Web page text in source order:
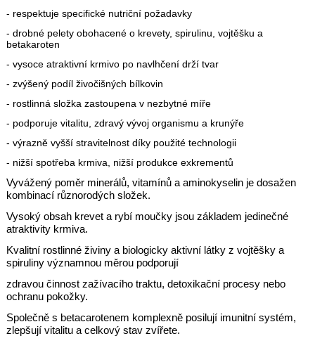
- respektuje specifické nutriční požadavky
- drobné pelety obohacené o krevety, spirulinu, vojtěšku a
betakaroten
- vysoce atraktivní krmivo po navlhčení drží tvar
- zvýšený podíl živočišných bílkovin
- rostlinná složka zastoupena v nezbytné míře
- podporuje vitalitu, zdravý vývoj organismu a krunýře
- výrazně vyšší stravitelnost díky použité technologii
- nižší spotřeba krmiva, nižší produkce exkrementů
Vyvážený poměr minerálů, vitamínů a aminokyselin je dosažen
kombinací různorodých složek.
Vysoký obsah krevet a rybí moučky jsou základem jedinečné
atraktivity krmiva.
Kvalitní rostlinné živiny a biologicky aktivní látky z vojtěšky a
spiruliny významnou měrou podporují
zdravou činnost zažívacího traktu, detoxikační procesy nebo
ochranu pokožky.
Společně s betacarotenem komplexně posilují imunitní systém,
zlepšují vitalitu a celkový stav zvířete.